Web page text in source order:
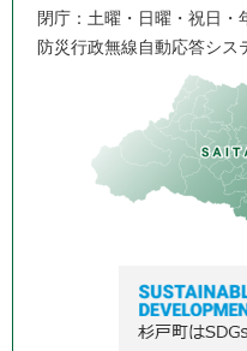
閉庁：土曜・日曜・祝日・
防災行政無線自動応答シ